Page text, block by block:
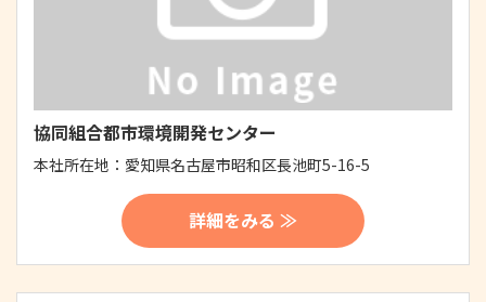
協同組合都市環境開発センター
本社所在地： 愛知県名古屋市昭和区長池町5-16-5
詳細をみる ≫